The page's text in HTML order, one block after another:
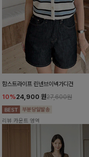
함스트라이프 린넨브이넥가디건
10%24,900 원27,600원
리뷰 카운트 영역